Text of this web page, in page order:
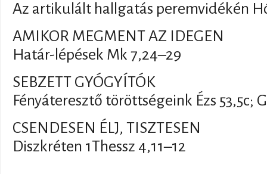
Az artikulált hallgatás peremvidékén
AMIKOR MEGMENT AZ IDEGEN
Határ-lépések Mk 7,24–29
SEBZETT GYÓGYÍTÓK
Fényáteresztő töröttségeink Ézs 53,5c;
CSENDESEN ÉLJ, TISZTESEN
Diszkréten 1Thessz 4,11–12